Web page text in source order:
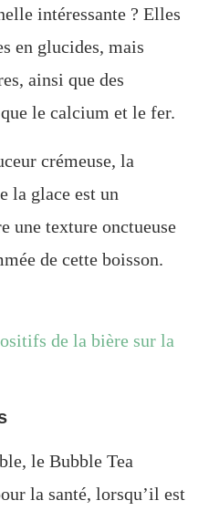
intéressante ? Elles
en glucides, mais
ainsi que des
le calcium et le fer.
crémeuse, la
la glace est un
une texture onctueuse
de cette boisson.
de la bière sur la
le Bubble Tea
la santé, lorsqu’il est